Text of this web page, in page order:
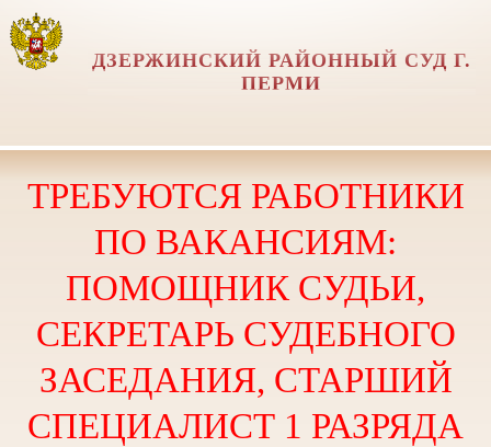
ДЗЕРЖИНСКИЙ РАЙОННЫЙ СУД Г.
ПЕРМИ
ТРЕБУЮТСЯ РАБОТНИКИ
ПО ВАКАНСИЯМ:
ПОМОЩНИК СУДЬИ,
СЕКРЕТАРЬ СУДЕБНОГО
ЗАСЕДАНИЯ, СТАРШИЙ
СПЕЦИАЛИСТ 1 РАЗРЯДА